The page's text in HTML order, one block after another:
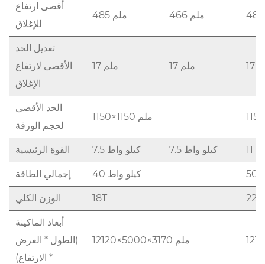
أقصى ارتفاع
للإغلاق
485 ملم 466 ملم
تعديل الحد
الأقصى لارتفاع
الإغلاق
17 ملم 17 ملم
الحد الأقصى
لحجم الورقة
1150×1150 ملم
القوة الرئيسية 7.5 كيلو واط 7.5 كيلو واط
إجمالي الطاقة 40 كيلو واط
الوزن الكلي 18T 22T
أبعاد الماكينة
(الطول * العرض
* الارتفاع)
12120×5000×3170 ملم